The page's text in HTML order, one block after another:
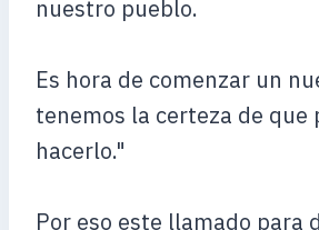
nuestro pueblo.
Es hora de comenzar un
tenemos la certeza de que
hacerlo."
Por eso este llamado para